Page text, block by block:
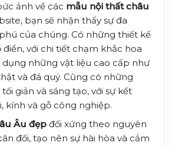
ảnh về các mẫu nội thất châu
bạn sẽ nhận thấy sự đa
của chúng. Có những thiết kế
với chi tiết chạm khắc hoa
dụng những vật liệu cao cấp như
và đá quý. Cũng có những
giản và sáng tạo, với sự kết
kính và gỗ công nghiệp.
Âu đẹp đối xứng theo nguyên
đối, tạo nên sự hài hòa và cảm